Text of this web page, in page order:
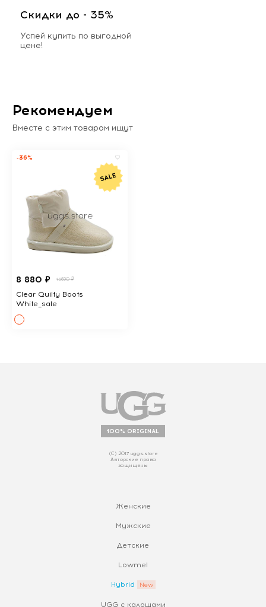
Скидки до - 35%
Успей купить по выгодной
цене!
Рекомендуем
Вместе с этим товаром ищут
-36%
8 880 ₽ 13690 ₽
Clear Quilty Boots
White_sale
100% ORIGINAL
(С) 2017 uggs.store
Авторские права
защищены
Женские
Мужские
Детские
Lowmel
Hybrid
UGG с калошами